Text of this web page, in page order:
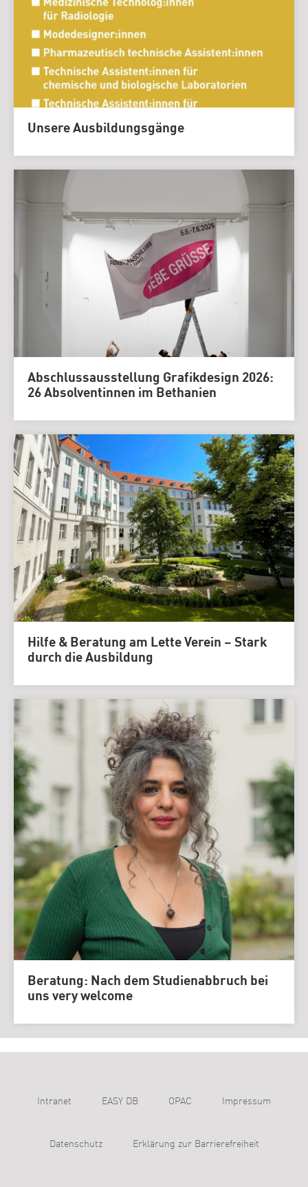
Unsere Ausbildungsgänge
Abschlussausstellung Grafikdesign 2026:
26 Absolventinnen im Bethanien
Hilfe & Beratung am Lette Verein – Stark
durch die Ausbildung
Beratung: Nach dem Studienabbruch bei
uns very welcome
Intranet EASY DB OPAC Impressum
Datenschutz Erklärung zur Barrierefreiheit